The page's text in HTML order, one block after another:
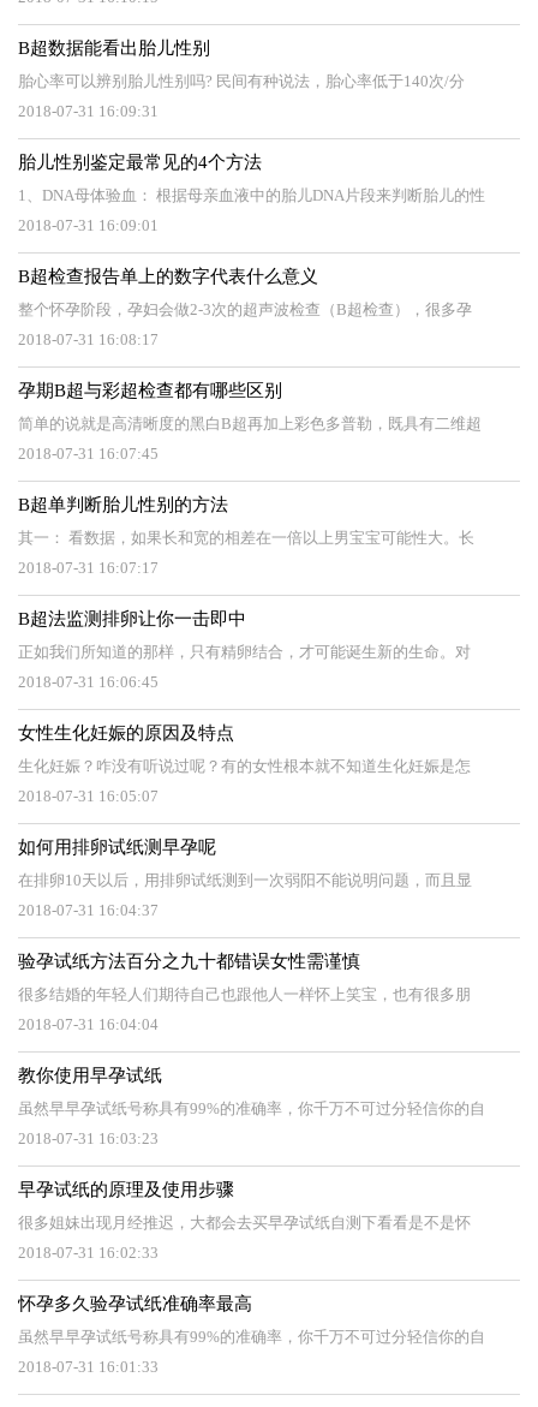
B超数据能看出胎儿性别
胎心率可以辨别胎儿性别吗? 民间有种说法，胎心率低于140次/分
2018-07-31 16:09:31
胎儿性别鉴定最常见的4个方法
1、DNA母体验血： 根据母亲血液中的胎儿DNA片段来判断胎儿的性
2018-07-31 16:09:01
B超检查报告单上的数字代表什么意义
整个怀孕阶段，孕妇会做2-3次的超声波检查（B超检查），很多孕
2018-07-31 16:08:17
孕期B超与彩超检查都有哪些区别
简单的说就是高清晰度的黑白B超再加上彩色多普勒，既具有二维超
2018-07-31 16:07:45
B超单判断胎儿性别的方法
其一： 看数据，如果长和宽的相差在一倍以上男宝宝可能性大。长
2018-07-31 16:07:17
B超法监测排卵让你一击即中
正如我们所知道的那样，只有精卵结合，才可能诞生新的生命。对
2018-07-31 16:06:45
女性生化妊娠的原因及特点
生化妊娠？咋没有听说过呢？有的女性根本就不知道生化妊娠是怎
2018-07-31 16:05:07
如何用排卵试纸测早孕呢
在排卵10天以后，用排卵试纸测到一次弱阳不能说明问题，而且显
2018-07-31 16:04:37
验孕试纸方法百分之九十都错误女性需谨慎
很多结婚的年轻人们期待自己也跟他人一样怀上笑宝，也有很多朋
2018-07-31 16:04:04
教你使用早孕试纸
虽然早早孕试纸号称具有99%的准确率，你千万不可过分轻信你的自
2018-07-31 16:03:23
早孕试纸的原理及使用步骤
很多姐妹出现月经推迟，大都会去买早孕试纸自测下看看是不是怀
2018-07-31 16:02:33
怀孕多久验孕试纸准确率最高
虽然早早孕试纸号称具有99%的准确率，你千万不可过分轻信你的自
2018-07-31 16:01:33